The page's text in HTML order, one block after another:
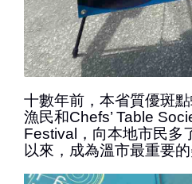
十數年前，本省質優斑
漁民和Chefs’ Table
Festival，向本地市民多
以來，成為溫市最重要的